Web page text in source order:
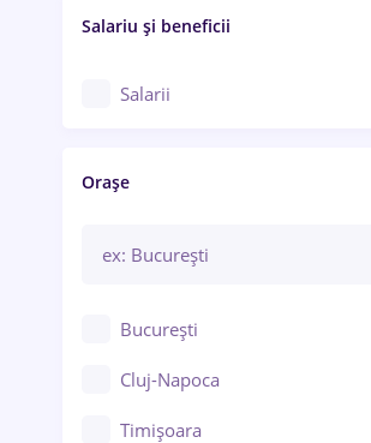
Salariu și beneficii
Salarii
Orașe
București
Cluj-Napoca
Timișoara